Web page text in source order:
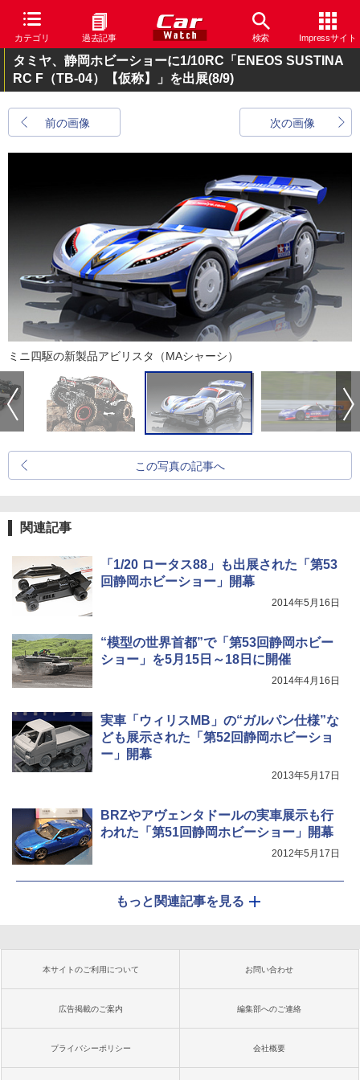
カテゴリ 過去記事 検索 Impressサイト
タミヤ、静岡ホビーショーに1/10RC「ENEOS SUSTINA
RC F（TB-04）【仮称】」を出展(8/9)
前の画像 次の画像
ミニ四駆の新製品アビリスタ（MAシャーシ）
この写真の記事へ
関連記事
「1/20 ロータス88」も出展された「第53
回静岡ホビーショー」開幕
2014年5月16日
“模型の世界首都”で「第53回静岡ホビー
ショー」を5月15日～18日に開催
2014年4月16日
実車「ウィリスMB」の“ガルパン仕様”な
ども展示された「第52回静岡ホビーショ
ー」開幕
2013年5月17日
BRZやアヴェンタドールの実車展示も行
われた「第51回静岡ホビーショー」開幕
2012年5月17日
もっと関連記事を見る
本サイトのご利用について お問い合わせ
広告掲載のご案内 編集部へのご連絡
プライバシーポリシー 会社概要